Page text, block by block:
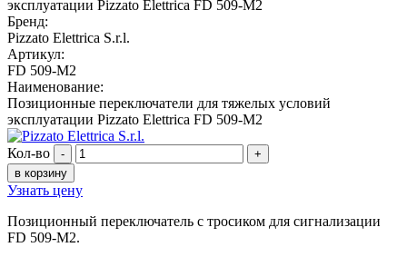
Бренд:
Pizzato Elettrica S.r.l.
Артикул:
FD 509-M2
Наименование:
Позиционные переключатели для тяжелых условий
эксплуатации Pizzato Elettrica FD 509-M2
Кол-во -
+
в корзину
Узнать цену
Позиционный переключатель с тросиком для сигнализации
FD 509-M2.